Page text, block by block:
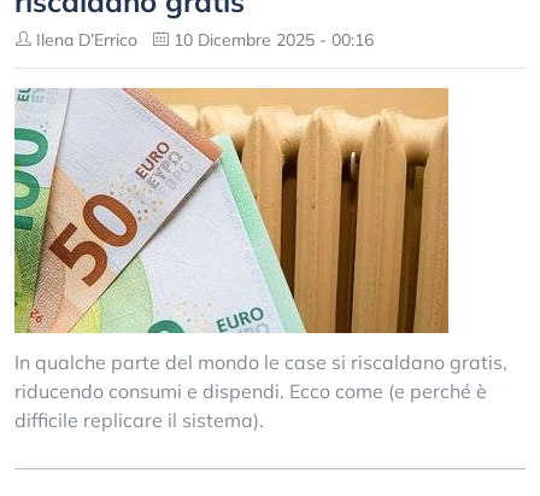
Ilena D’Errico 10 Dicembre 2025 - 00:16
In qualche parte del mondo le case si riscaldano gratis,
riducendo consumi e dispendi. Ecco come (e perché è
difficile replicare il sistema).